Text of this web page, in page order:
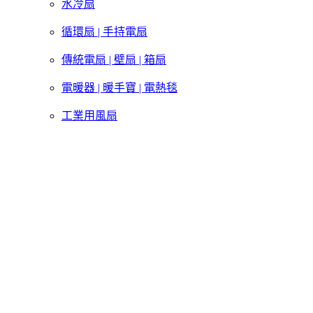
水冷扇
循環扇 | 手持電扇
傳統電扇 | 壁扇 | 箱扇
電暖器 | 暖手寶 | 電熱毯
工業用風扇